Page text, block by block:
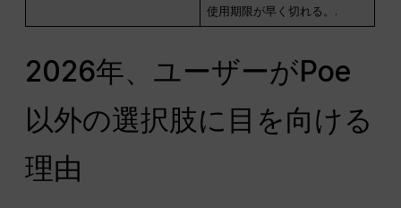
使用期限が早く切れる。.
2026年、ユーザーがPoe
以外の選択肢に目を向ける
理由